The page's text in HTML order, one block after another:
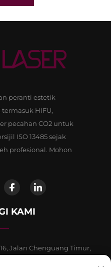
peranti estetik
HIFU,
pecahan CO2 untuk
ISO 13485 sejak
profesional. Mohon
KAMI
Jalan Chenguang Timur,